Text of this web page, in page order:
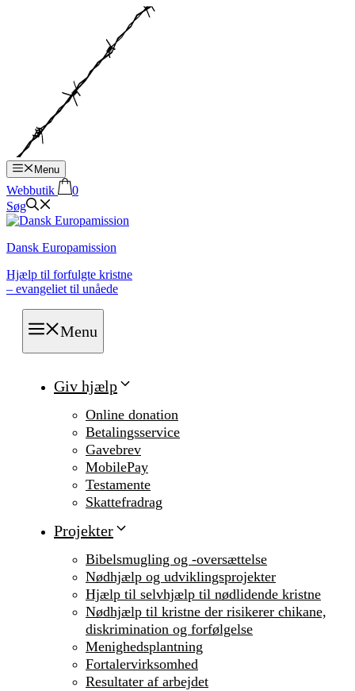
Menu
Webbutik
0
Søg
Dansk Europamission
Hjælp til forfulgte kristne
– evangeliet til unåede
Menu
Giv hjælp
Online donation
Betalingsservice
Gavebrev
MobilePay
Testamente
Skattefradrag
Projekter
Bibelsmugling og -oversættelse
Nødhjælp og udviklingsprojekter
Hjælp til selvhjælp til nødlidende kristne
Nødhjælp til kristne der risikerer chikane,
diskrimination og forfølgelse
Menighedsplantning
Fortalervirksomhed
Resultater af arbejdet